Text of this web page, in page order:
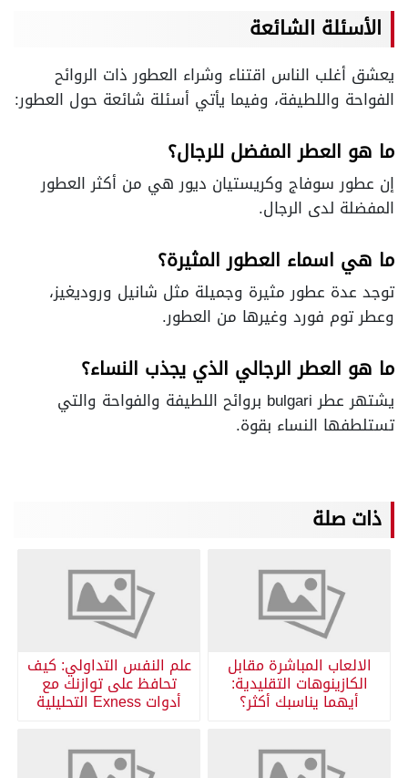
الأسئلة الشائعة
يعشق أغلب الناس اقتناء وشراء العطور ذات الروائح
الفواحة واللطيفة، وفيما يأتي أسئلة شائعة حول العطور:
ما هو العطر المفضل للرجال؟
إن عطور سوفاج وكريستيان ديور هي من أكثر العطور
المفضلة لدى الرجال.
ما هي اسماء العطور المثيرة؟
توجد عدة عطور مثيرة وجميلة مثل شانيل وروديغيز،
وعطر توم فورد وغيرها من العطور.
ما هو العطر الرجالي الذي يجذب النساء؟
يشتهر عطر bulgari بروائح اللطيفة والفواحة والتي
تستلطفها النساء بقوة.
ذات صلة
الالعاب المباشرة مقابل
الكازينوهات التقليدية:
أيهما يناسبك أكثر؟
علم النفس التداولي: كيف
تحافظ على توازنك مع
أدوات Exness التحليلية